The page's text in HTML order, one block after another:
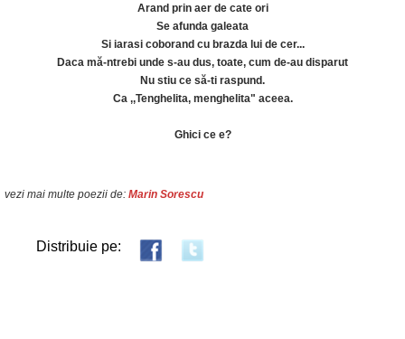
Arand prin aer de cate ori
Se afunda galeata
Si iarasi coborand cu brazda lui de cer...
Daca mă-ntrebi unde s-au dus, toate, cum de-au disparut
Nu stiu ce să-ti raspund.
Ca ,,Tenghelita, menghelita" aceea.
Ghici ce e?
vezi mai multe poezii de: Marin Sorescu
Distribuie pe: